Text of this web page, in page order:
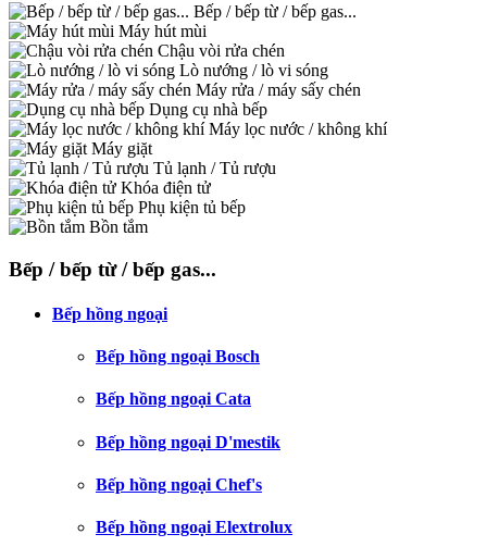
Bếp / bếp từ / bếp gas...
Máy hút mùi
Chậu vòi rửa chén
Lò nướng / lò vi sóng
Máy rửa / máy sấy chén
Dụng cụ nhà bếp
Máy lọc nước / không khí
Máy giặt
Tủ lạnh / Tủ rượu
Khóa điện tử
Phụ kiện tủ bếp
Bồn tắm
Bếp / bếp từ / bếp gas...
Bếp hồng ngoại
Bếp hồng ngoại Bosch
Bếp hồng ngoại Cata
Bếp hồng ngoại D'mestik
Bếp hồng ngoại Chef's
Bếp hồng ngoại Elextrolux